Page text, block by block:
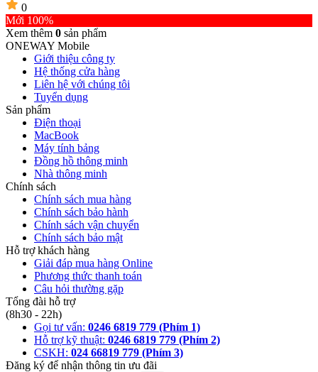
0
Mới 100%
Xem thêm 0 sản phẩm
ONEWAY Mobile
Giới thiệu công ty
Hệ thống cửa hàng
Liên hệ với chúng tôi
Tuyển dụng
Sản phẩm
Điện thoại
MacBook
Máy tính bảng
Đồng hồ thông minh
Nhà thông minh
Chính sách
Chính sách mua hàng
Chính sách bảo hành
Chính sách vận chuyển
Chính sách bảo mật
Hỗ trợ khách hàng
Giải đáp mua hàng Online
Phương thức thanh toán
Câu hỏi thường gặp
Tổng đài hỗ trợ
(8h30 - 22h)
Gọi tư vấn: 0246 6819 779 (Phím 1)
Hỗ trợ kỹ thuật: 0246 6819 779 (Phím 2)
CSKH: 024 66819 779 (Phím 3)
Đăng ký để nhận thông tin ưu đãi